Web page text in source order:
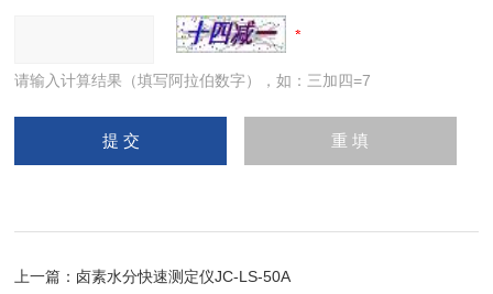
请输入计算结果（填写阿拉伯数字），如：三加四=7
上一篇： 卤素水分快速测定仪JC-LS-50A